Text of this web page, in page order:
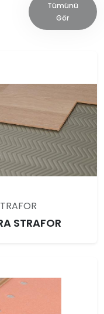
Tümünü
Gör
STRAFOR